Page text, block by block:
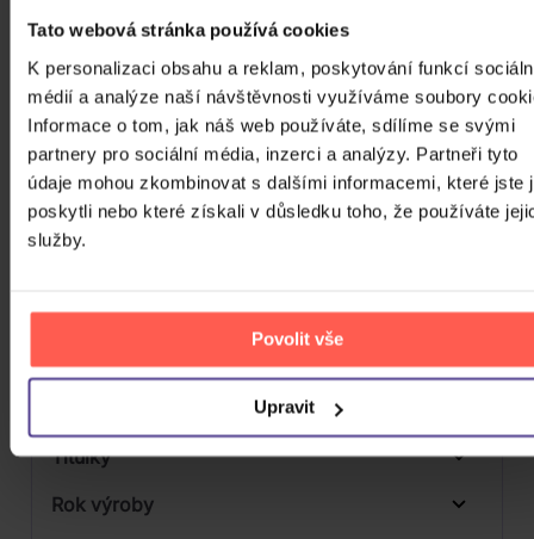
Tato webová stránka používá cookies
K personalizaci obsahu a reklam, poskytování funkcí
médií a analýze naší návštěvnosti využíváme soubory
Informace o tom, jak náš web používáte, sdílíme se svými
partnery pro sociální média, inzerci a analýzy. Partneři tyto
údaje mohou zkombinovat s dalšími informacemi, které jste
poskytli nebo které získali v důsledku toho, že používáte
služby.
Povolit vše
Upravit
Počet MC
Počet DVD
Počet BD
Počet vinyl
Počet KiT
Formát média
Počet Platform Album
Titulky
Rok výroby